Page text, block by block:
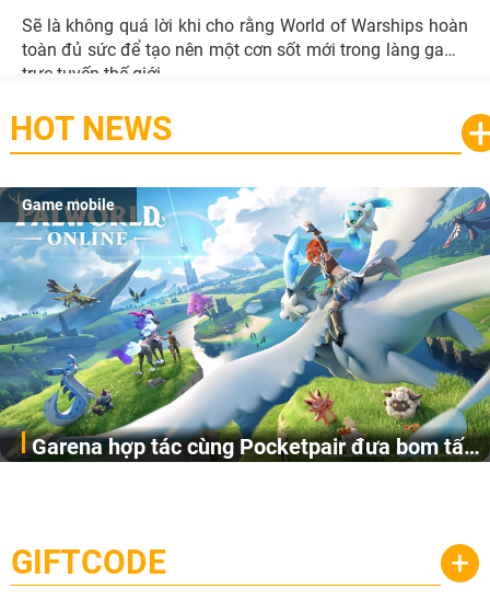
Sẽ là không quá lời khi cho rằng World of Warships hoàn
toàn đủ sức để tạo nên một cơn sốt mới trong làng game
trực tuyến thế giới.
HOT NEWS
Game mobile
Garena hợp tác cùng Pocketpair đưa bom tấn
cầu, theo giấy phép chính thức từ công ty game Nhật Bản
Pocketpair, Inc.
GIFTCODE +